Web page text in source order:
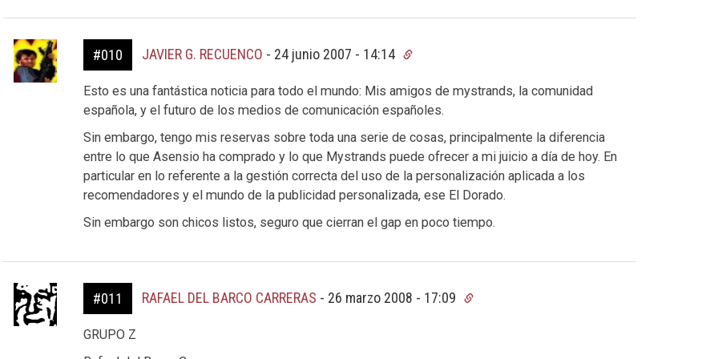
#010 JAVIER G. RECUENCO - 24 junio 2007 - 14:14
Esto es una fantástica noticia para todo el mundo: Mis amigos de mystrands, la comunidad
española, y el futuro de los medios de comunicación españoles.
Sin embargo, tengo mis reservas sobre toda una serie de cosas, principalmente la diferencia
entre lo que Asensio ha comprado y lo que Mystrands puede ofrecer a mi juicio a día de hoy. En
particular en lo referente a la gestión correcta del uso de la personalización aplicada a los
recomendadores y el mundo de la publicidad personalizada, ese El Dorado.
Sin embargo son chicos listos, seguro que cierran el gap en poco tiempo.
#011 RAFAEL DEL BARCO CARRERAS - 26 marzo 2008 - 17:09
GRUPO Z